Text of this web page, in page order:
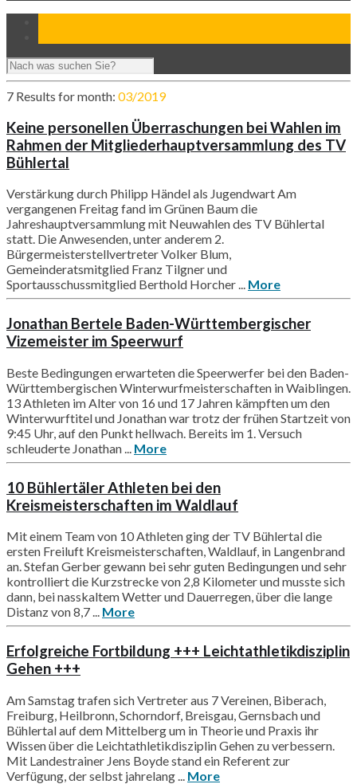
7 Results formonth: 03/2019
Keine personellen Überraschungen bei Wahlen im
Rahmen der Mitgliederhauptversammlung des TV
Bühlertal
Verstärkung durch Philipp Händel als Jugendwart Am
vergangenen Freitag fand im Grünen Baum die
Jahreshauptversammlung mit Neuwahlen des TV Bühlertal
statt. Die Anwesenden, unter anderem 2.
Bürgermeisterstellvertreter Volker Blum,
Gemeinderatsmitglied Franz Tilgner und
Sportausschussmitglied Berthold Horcher ... More
Jonathan Bertele Baden-Württembergischer
Vizemeister im Speerwurf
Beste Bedingungen erwarteten die Speerwerfer bei den Baden-
Württembergischen Winterwurfmeisterschaften in Waiblingen.
13 Athleten im Alter von 16 und 17 Jahren kämpften um den
Winterwurftitel und Jonathan war trotz der frühen Startzeit von
9:45 Uhr, auf den Punkt hellwach. Bereits im 1. Versuch
schleuderte Jonathan ... More
10 Bühlertäler Athleten bei den
Kreismeisterschaften im Waldlauf
Mit einem Team von 10 Athleten ging der TV Bühlertal die
ersten Freiluft Kreismeisterschaften, Waldlauf, in Langenbrand
an. Stefan Gerber gewann bei sehr guten Bedingungen und sehr
kontrolliert die Kurzstrecke von 2,8 Kilometer und musste sich
dann, bei nasskaltem Wetter und Dauerregen, über die lange
Distanz von 8,7 ... More
Erfolgreiche Fortbildung +++ Leichtathletikdisziplin
Gehen +++
Am Samstag trafen sich Vertreter aus 7 Vereinen, Biberach,
Freiburg, Heilbronn, Schorndorf, Breisgau, Gernsbach und
Bühlertal auf dem Mittelberg um in Theorie und Praxis ihr
Wissen über die Leichtathletikdisziplin Gehen zu verbessern.
Mit Landestrainer Jens Boyde stand ein Referent zur
Verfügung, der selbst jahrelang ... More